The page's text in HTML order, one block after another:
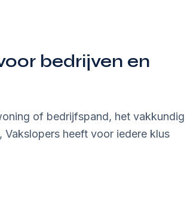
bedrijven en
of bedrijfspand, het vakkundig
, Vakslopers heeft voor iedere klus